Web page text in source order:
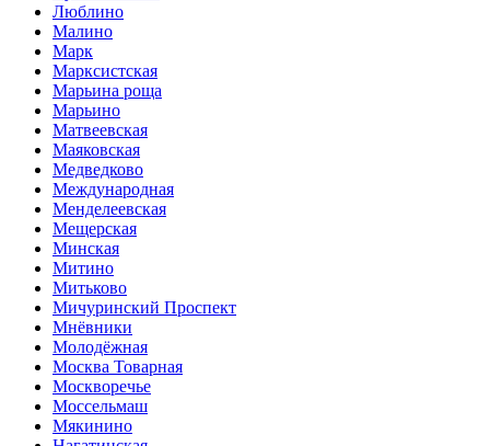
Люблино
Малино
Марк
Марксистская
Марьина роща
Марьино
Матвеевская
Маяковская
Медведково
Международная
Менделеевская
Мещерская
Минская
Митино
Митьково
Мичуринский Проспект
Мнёвники
Молодёжная
Москва Товарная
Москворечье
Моссельмаш
Мякинино